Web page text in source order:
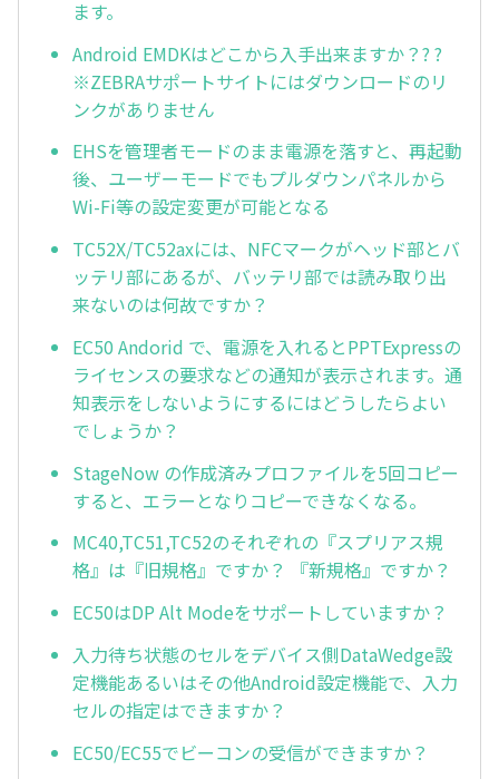
ます。
Android EMDKはどこから入手出来ますか？? ?
※ZEBRAサポートサイトにはダウンロードのリ
ンクがありません
EHSを管理者モードのまま電源を落すと、再起動
後、ユーザーモードでもプルダウンパネルから
Wi-Fi等の設定変更が可能となる
TC52X/TC52axには、NFCマークがヘッド部とバ
ッテリ部にあるが、バッテリ部では読み取り出
来ないのは何故ですか？
EC50 Andorid で、電源を入れるとPPTExpressの
ライセンスの要求などの通知が表示されます。通
知表示をしないようにするにはどうしたらよい
でしょうか？
StageNow の作成済みプロファイルを5回コピー
すると、エラーとなりコピーできなくなる。
MC40,TC51,TC52のそれぞれの『スプリアス規
格』は『旧規格』ですか？ 『新規格』ですか？
EC50はDP Alt Modeをサポートしていますか？
入力待ち状態のセルをデバイス側DataWedge設
定機能あるいはその他Android設定機能で、入力
セルの指定はできますか？
EC50/EC55でビーコンの受信ができますか？